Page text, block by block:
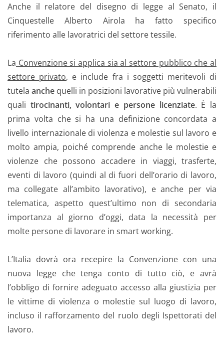
Anche il relatore del disegno di legge al Senato, il
Cinquestelle Alberto Airola ha fatto specifico
riferimento alle lavoratrici del settore tessile.
La Convenzione si applica sia al settore pubblico che al
settore privato, e include fra i soggetti meritevoli di
tutela anche quelli in posizioni lavorative più vulnerabili
quali tirocinanti, volontari e persone licenziate. È la
prima volta che si ha una definizione concordata a
livello internazionale di violenza e molestie sul lavoro e
molto ampia, poiché comprende anche le molestie e
violenze che possono accadere in viaggi, trasferte,
eventi di lavoro (quindi al di fuori dell’orario di lavoro,
ma collegate all’ambito lavorativo), e anche per via
telematica, aspetto quest’ultimo non di secondaria
importanza al giorno d’oggi, data la necessità per
molte persone di lavorare in smart working.
L’Italia dovrà ora recepire la Convenzione con una
nuova legge che tenga conto di tutto ciò, e avrà
l’obbligo di fornire adeguato accesso alla giustizia per
le vittime di violenza o molestie sul luogo di lavoro,
incluso il rafforzamento del ruolo degli Ispettorati del
lavoro.